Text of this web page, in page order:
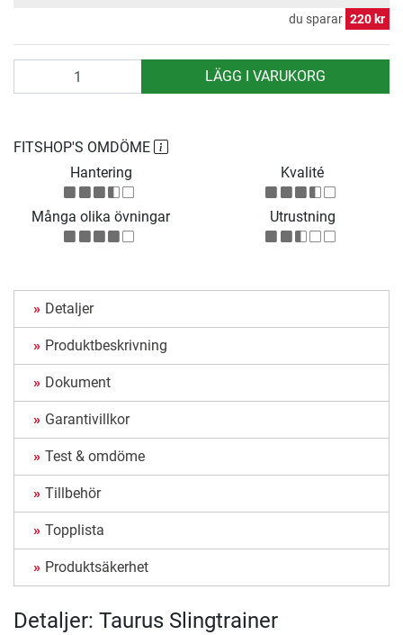
du sparar 220 kr
LÄGG I VARUKORG
FITSHOP'S OMDÖME
Hantering
Kvalité
Många olika övningar Utrustning
Detaljer
Produktbeskrivning
Dokument
Garantivillkor
Test & omdöme
Tillbehör
Topplista
Produktsäkerhet
Detaljer: Taurus Slingtrainer